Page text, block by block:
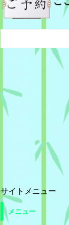
サイトメニュー
メニュー